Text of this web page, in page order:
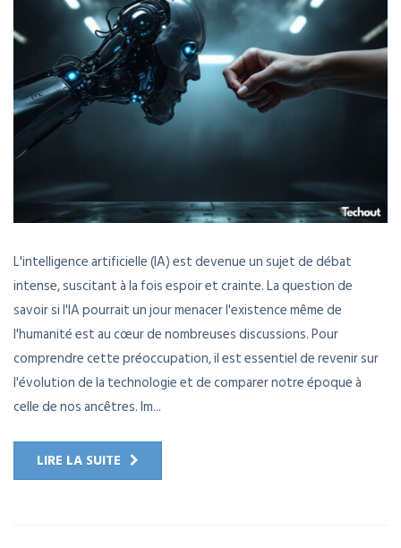
L'intelligence artificielle (IA) est devenue un sujet de débat
intense, suscitant à la fois espoir et crainte. La question de
savoir si l'IA pourrait un jour menacer l'existence même de
l'humanité est au cœur de nombreuses discussions. Pour
comprendre cette préoccupation, il est essentiel de revenir sur
l'évolution de la technologie et de comparer notre époque à
celle de nos ancêtres. Im...
LIRE LA SUITE